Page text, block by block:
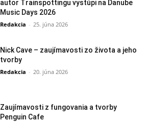
autor Trainspottingu vystúpi na Danube
Music Days 2026
Redakcia - 25. júna 2026
Nick Cave – zaujímavosti zo života a jeho
tvorby
Redakcia - 20. júna 2026
Zaujímavosti z fungovania a tvorby
Penguin Cafe